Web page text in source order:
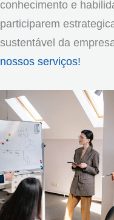
conhecimento e
participarem
sustentável da
nossos serviços!